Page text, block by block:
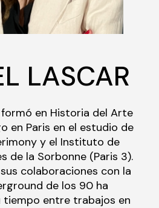
LASCAR
formó en Historia del Arte
en Paris en el estudio de
y el Instituto de
de la Sorbonne (Paris 3).
colaboraciones con la
de los 90 ha
tiempo entre trabajos en